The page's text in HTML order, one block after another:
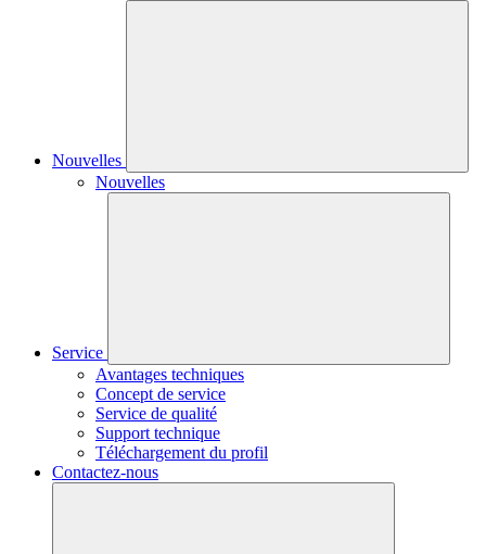
Nouvelles
Nouvelles
Service
Avantages techniques
Concept de service
Service de qualité
Support technique
Téléchargement du profil
Contactez-nous